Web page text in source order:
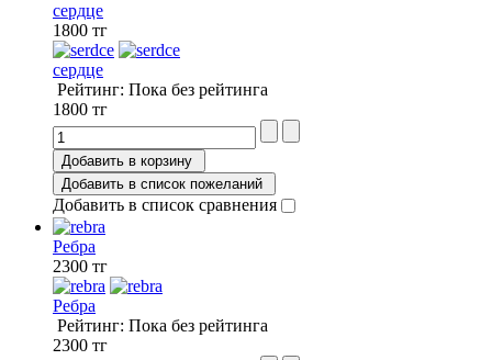
сердце
1800 тг
сердце
Рейтинг: Пока без рейтинга
1800 тг
Добавить в корзину
Добавить в список пожеланий
Добавить в список сравнения
Ребра
2300 тг
Ребра
Рейтинг: Пока без рейтинга
2300 тг